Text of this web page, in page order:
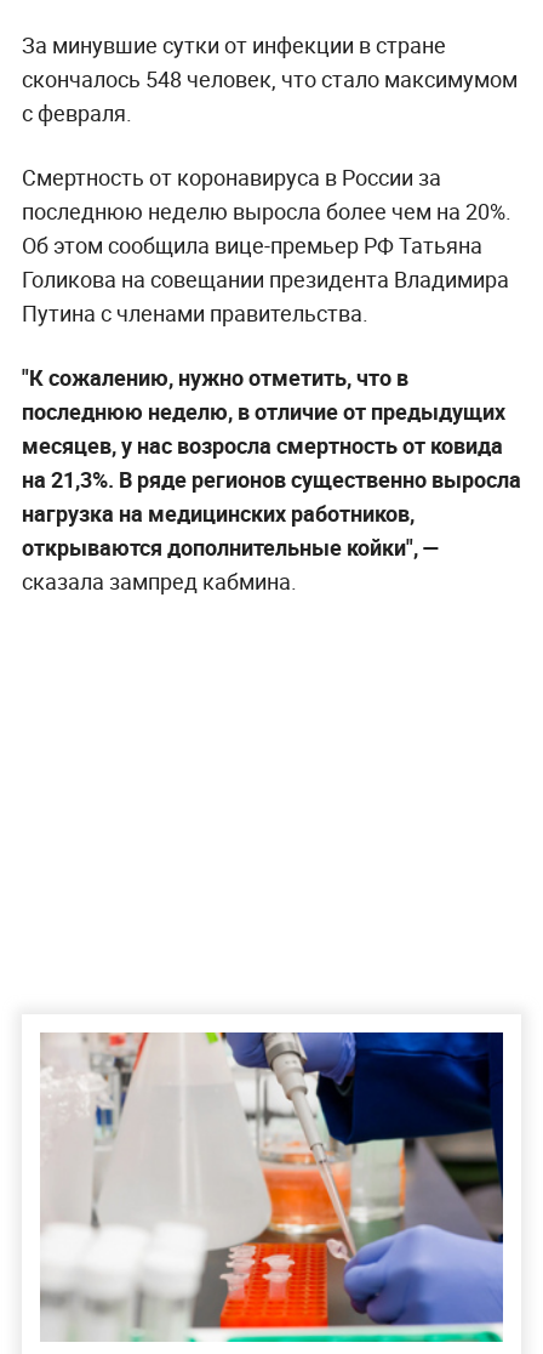
За минувшие сутки от инфекции в стране
скончалось 548 человек, что стало максимумом
с февраля.
Смертность от коронавируса в России за
последнюю неделю выросла более чем на 20%.
Об этом сообщила вице-премьер РФ Татьяна
Голикова на совещании президента Владимира
Путина с членами правительства.
"К сожалению, нужно отметить, что в
последнюю неделю, в отличие от предыдущих
месяцев, у нас возросла смертность от ковида
на 21,3%. В ряде регионов существенно выросла
нагрузка на медицинских работников,
открываются дополнительные койки", —
сказала зампред кабмина.